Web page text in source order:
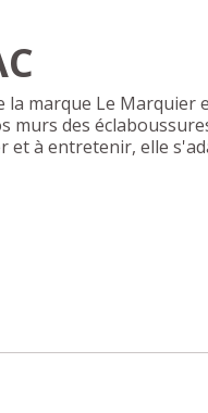
la marque Le
murs des
et à entretenir, elle